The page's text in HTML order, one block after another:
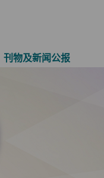
刊物及新闻公报